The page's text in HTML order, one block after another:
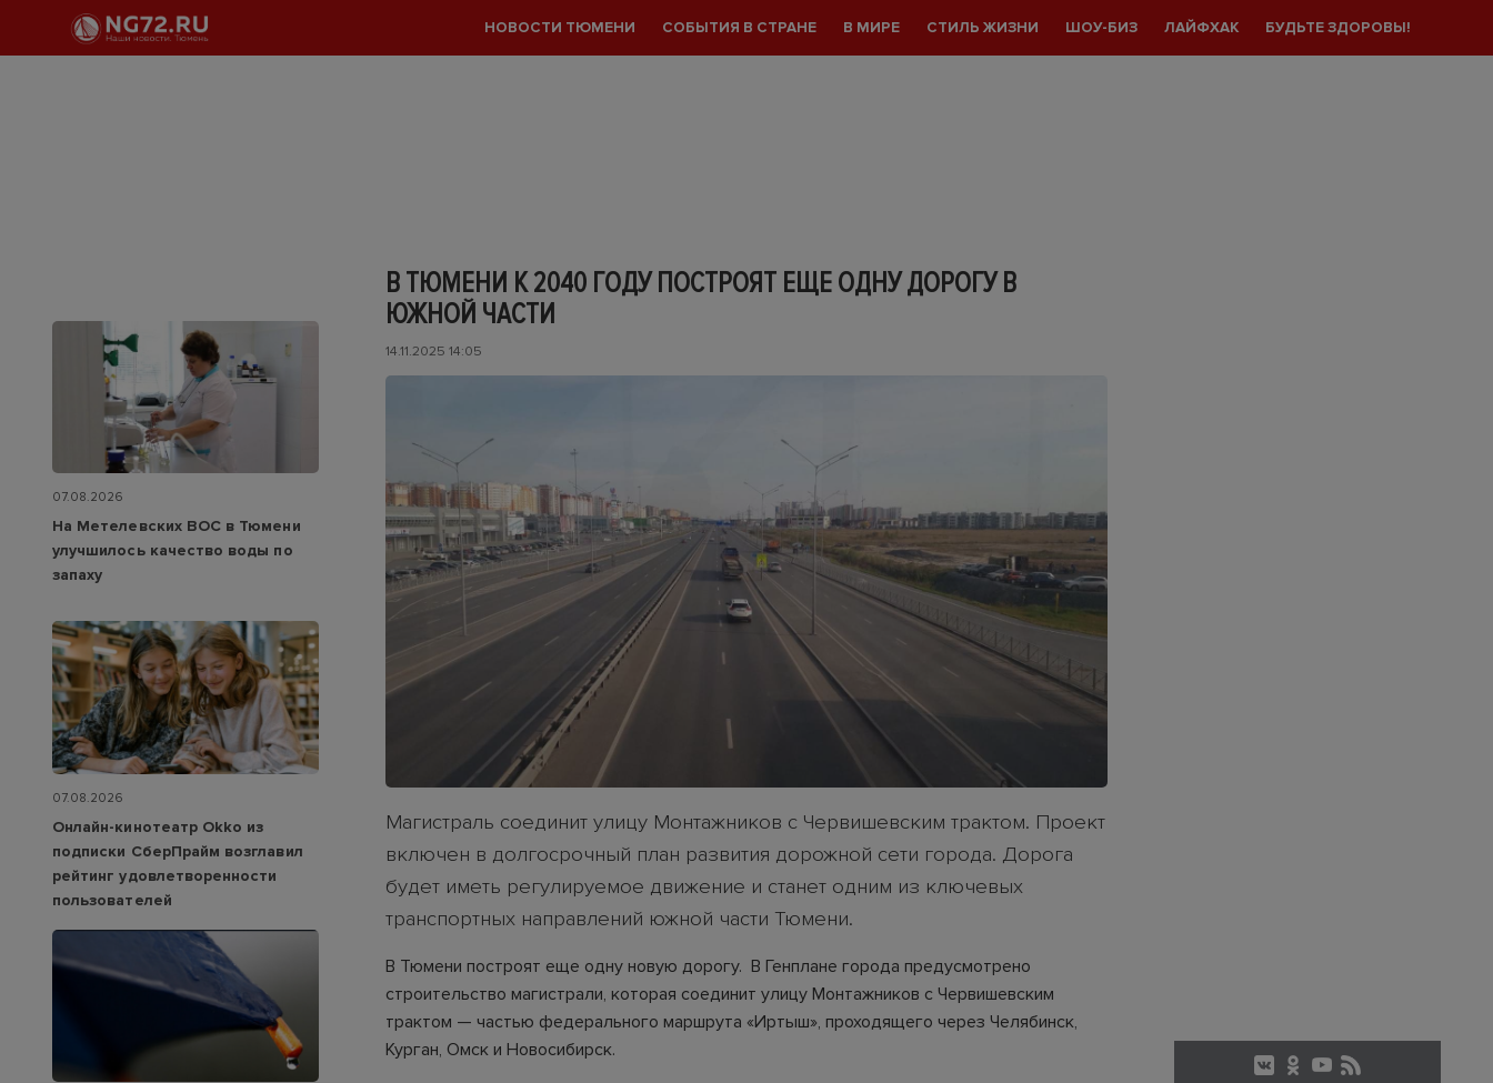
НОВОСТИ ТЮМЕНИ СОБЫТИЯ В СТРАНЕ В МИРЕ СТИЛЬ ЖИЗНИ ШОУ-БИЗ ЛАЙФХАК БУДЬТЕ ЗДОРОВЫ!
В ТЮМЕНИ К 2040 ГОДУ ПОСТРОЯТ ЕЩЕ ОДНУ ДОРОГУ В
ЮЖНОЙ ЧАСТИ
14.11.2025 14:05
Магистраль соединит улицу Монтажников с Червишевским трактом. Проект
включен в долгосрочный план развития дорожной сети города. Дорога
будет иметь регулируемое движение и станет одним из ключевых
транспортных направлений южной части Тюмени.
В Тюмени построят еще одну новую дорогу. В Генплане города предусмотрено
строительство магистрали, которая соединит улицу Монтажников с Червишевским
трактом — частью федерального маршрута «Иртыш», проходящего через Челябинск,
Курган, Омск и Новосибирск.
07.08.2026
На Метелевских ВОС в Тюмени
улучшилось качество воды по
запаху
07.08.2026
Онлайн-кинотеатр Okko из
подписки СберПрайм возглавил
рейтинг удовлетворенности
пользователей